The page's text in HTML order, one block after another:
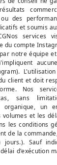
des
et soumis
services
du compte
notre équipe
client et doit
Nos
sans
organique, un
volumes et les
les conditions
de la
Sauf
d'exécution